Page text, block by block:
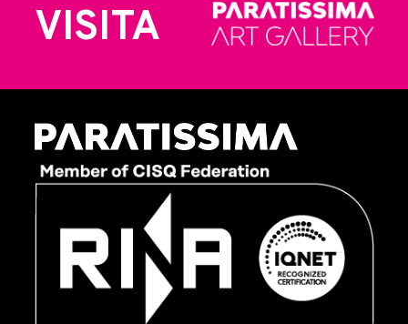
VISITA